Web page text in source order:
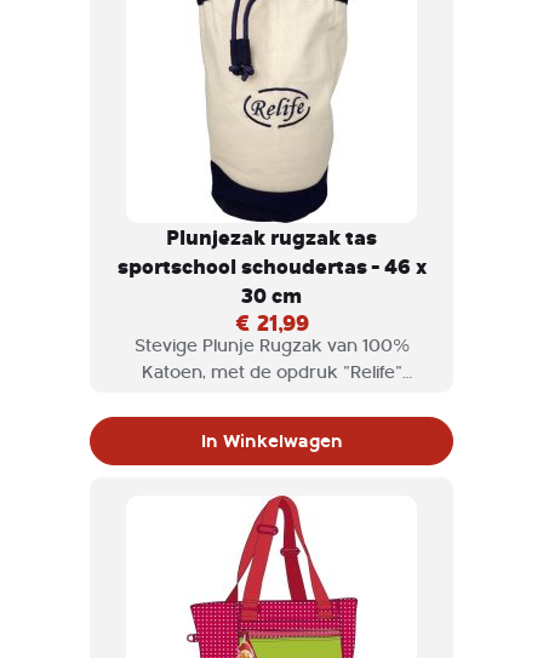
Plunjezak rugzak tas
sportschool schoudertas - 46 x
30 cm
€ 21,99
Stevige Plunje Rugzak van 100%
Katoen, met de opdruk "Relife"
In Winkelwagen